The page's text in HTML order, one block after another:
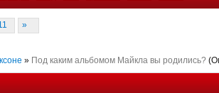
»
» Под каким альбомом Майкла вы родились?